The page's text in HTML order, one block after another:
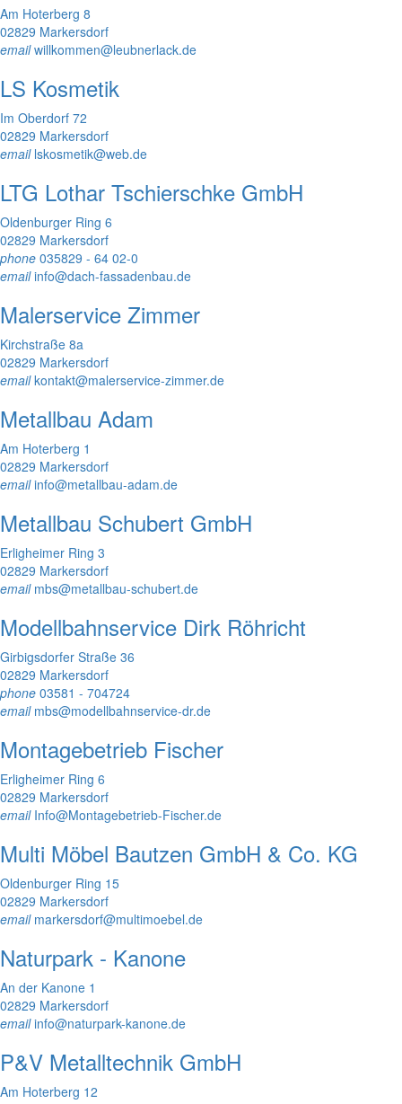
Am Hoterberg 8
02829 Markersdorf
emailwillkommen@leubnerlack.de
LS Kosmetik
Im Oberdorf 72
02829 Markersdorf
emaillskosmetik@web.de
LTG Lothar Tschierschke GmbH
Oldenburger Ring 6
02829 Markersdorf
phone 035829 - 64 02-0
emailinfo@dach-fassadenbau.de
Malerservice Zimmer
Kirchstraße 8a
02829 Markersdorf
emailkontakt@malerservice-zimmer.de
Metallbau Adam
Am Hoterberg 1
02829 Markersdorf
emailinfo@metallbau-adam.de
Metallbau Schubert GmbH
Erligheimer Ring 3
02829 Markersdorf
emailmbs@metallbau-schubert.de
Modellbahnservice Dirk Röhricht
Girbigsdorfer Straße 36
02829 Markersdorf
phone 03581 - 704724
emailmbs@modellbahnservice-dr.de
Montagebetrieb Fischer
Erligheimer Ring 6
02829 Markersdorf
emailInfo@Montagebetrieb-Fischer.de
Multi Möbel Bautzen GmbH & Co. KG
Oldenburger Ring 15
02829 Markersdorf
emailmarkersdorf@multimoebel.de
Naturpark - Kanone
An der Kanone 1
02829 Markersdorf
emailinfo@naturpark-kanone.de
P&V Metalltechnik GmbH
Am Hoterberg 12